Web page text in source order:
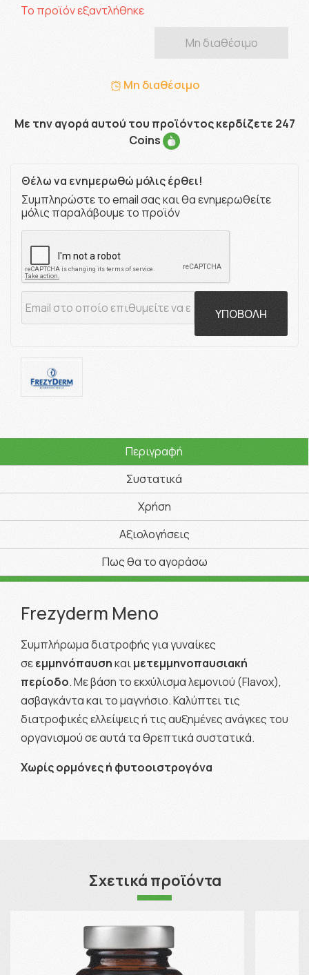
Το προϊόν εξαντλήθηκε
Μη διαθέσιμο
Μη διαθέσιμο
Με την αγορά αυτού του προϊόντος κερδίζετε 247
Coins
Θέλω να ενημερωθώ μόλις έρθει!
Συμπληρώστε το email σας και θα ενημερωθείτε
μόλις παραλάβουμε το προϊόν
ΥΠΟΒΟΛΗ
Περιγραφή
Συστατικά
Χρήση
Αξιολογήσεις
Πως θα το αγοράσω
Frezyderm Meno
Συμπλήρωμα διατροφής για γυναίκες
σεεμμηνόπαυσηκαιμετεμμηνοπαυσιακή
περίοδο. Με βάση το εκχύλισμα λεμονιού (Flavox),
ασβαγκάντα και το μαγνήσιο. Καλύπτει τις
διατροφικές ελλείψεις ή τις αυξημένες ανάγκες του
οργανισμού σε αυτά τα θρεπτικά συστατικά.
Χωρίς ορμόνες ή φυτοοιστρογόνα
Σχετικά προϊόντα